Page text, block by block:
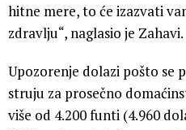
hitne mere, to će izazvati
zdravlju“, naglasio je Zahavi.
Upozorenje dolazi pošto se
struju za prosečno
više od 4.200 funti (4.960